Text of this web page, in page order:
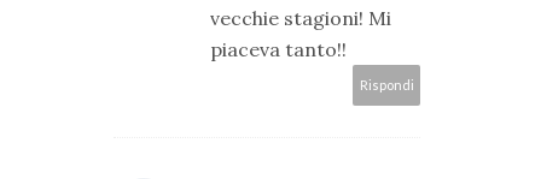
vecchie stagioni! Mi
piaceva tanto!!
Rispondi